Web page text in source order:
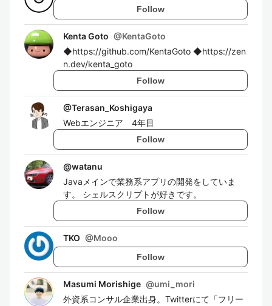
Follow
Kenta Goto @KentaGoto
◆https://github.com/KentaGoto ◆https://zen
n.dev/kenta_goto
Follow
@Terasan_Koshigaya
Webエンジニア 4年目
Follow
@watanu
Javaメインで業務系アプリの開発をしていま
す。 シェルスクリプトが好きです。
Follow
TKO @Mooo
Follow
Masumi Morishige @umi_mori
外資系コンサル企業出身。Twitterにて「フリー